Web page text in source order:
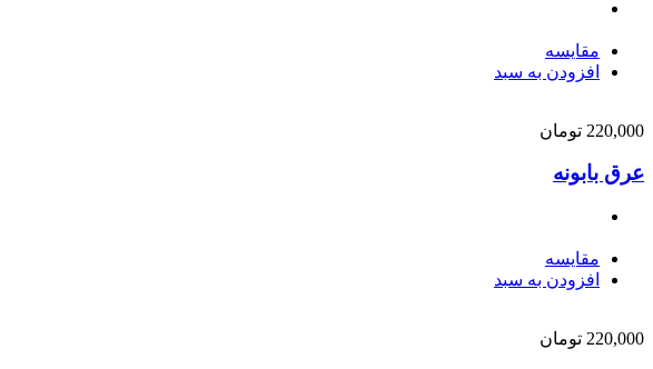
مقایسه
افزودن به سبد
220,000 تومان
عرق بابونه
مقایسه
افزودن به سبد
220,000 تومان